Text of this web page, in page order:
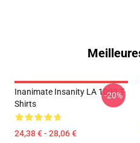
Inanimate Insanity LA 1002 T-
Shirts
24,38 € - 28,06 €
-20%